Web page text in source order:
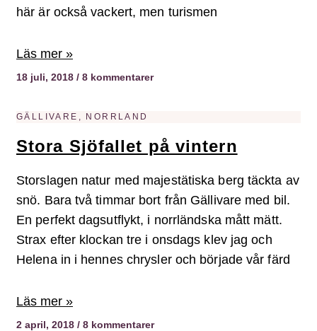
här är också vackert, men turismen
Läs mer »
18 juli, 2018 8 kommentarer
GÄLLIVARE, NORRLAND
Stora Sjöfallet på vintern
Storslagen natur med majestätiska berg täckta av
snö. Bara två timmar bort från Gällivare med bil.
En perfekt dagsutflykt, i norrländska mått mätt.
Strax efter klockan tre i onsdags klev jag och
Helena in i hennes chrysler och började vår färd
Läs mer »
2 april, 2018 8 kommentarer